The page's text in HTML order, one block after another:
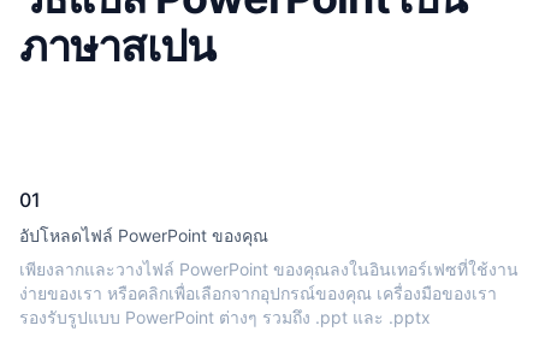
ภาษาสเปน
01
อัปโหลดไฟล์ PowerPoint ของคุณ
เพียงลากและวางไฟล์ PowerPoint ของคุณลงในอินเทอร์เฟซที่ใช้งาน
ง่ายของเรา หรือคลิกเพื่อเลือกจากอุปกรณ์ของคุณ เครื่องมือของเรา
รองรับรูปแบบ PowerPoint ต่างๆ รวมถึง .ppt และ .pptx